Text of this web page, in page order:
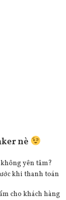
nè
yên tâm?
khi thanh toán
cho khách hàng